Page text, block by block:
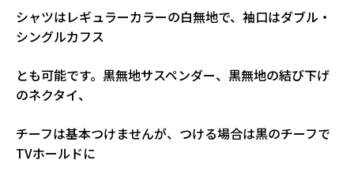
シャツはレギュラーカラーの白無地で、袖口はダブル・
シングルカフス
とも可能です。黒無地サスペンダー、黒無地の結び下げ
のネクタイ、
チーフは基本つけませんが、つける場合は黒のチーフで
TVホールドに